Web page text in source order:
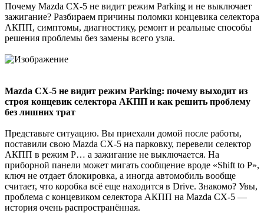
Почему Mazda CX-5 не видит режим Parking и не выключает
зажигание? Разбираем причины поломки концевика селектора
АКПП, симптомы, диагностику, ремонт и реальные способы
решения проблемы без замены всего узла.
Mazda CX-5 не видит режим Parking: почему выходит из
строя концевик селектора АКПП и как решить проблему
без лишних трат
Представьте ситуацию. Вы приехали домой после работы,
поставили свою Mazda CX-5 на парковку, перевели селектор
АКПП в режим P… а зажигание не выключается. На
приборной панели может мигать сообщение вроде «Shift to P»,
ключ не отдает блокировка, а иногда автомобиль вообще
считает, что коробка всё еще находится в Drive. Знакомо? Увы,
проблема с концевиком селектора АКПП на Mazda CX-5 —
история очень распространённая.